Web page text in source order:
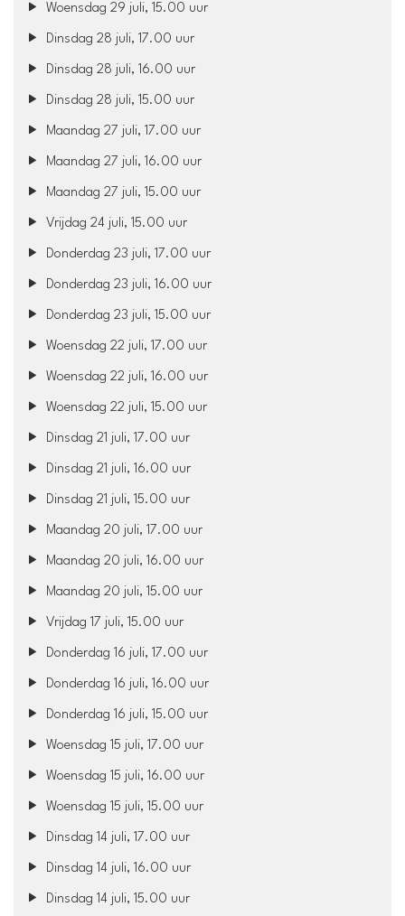
Woensdag 29 juli, 15.00 uur
Dinsdag 28 juli, 17.00 uur
Dinsdag 28 juli, 16.00 uur
Dinsdag 28 juli, 15.00 uur
Maandag 27 juli, 17.00 uur
Maandag 27 juli, 16.00 uur
Maandag 27 juli, 15.00 uur
Vrijdag 24 juli, 15.00 uur
Donderdag 23 juli, 17.00 uur
Donderdag 23 juli, 16.00 uur
Donderdag 23 juli, 15.00 uur
Woensdag 22 juli, 17.00 uur
Woensdag 22 juli, 16.00 uur
Woensdag 22 juli, 15.00 uur
Dinsdag 21 juli, 17.00 uur
Dinsdag 21 juli, 16.00 uur
Dinsdag 21 juli, 15.00 uur
Maandag 20 juli, 17.00 uur
Maandag 20 juli, 16.00 uur
Maandag 20 juli, 15.00 uur
Vrijdag 17 juli, 15.00 uur
Donderdag 16 juli, 17.00 uur
Donderdag 16 juli, 16.00 uur
Donderdag 16 juli, 15.00 uur
Woensdag 15 juli, 17.00 uur
Woensdag 15 juli, 16.00 uur
Woensdag 15 juli, 15.00 uur
Dinsdag 14 juli, 17.00 uur
Dinsdag 14 juli, 16.00 uur
Dinsdag 14 juli, 15.00 uur